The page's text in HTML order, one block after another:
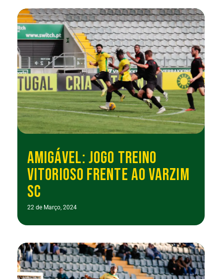
AMIGÁVEL: JOGO TREINO
VITORIOSO FRENTE AO VARZIM
SC
22 de Março, 2024